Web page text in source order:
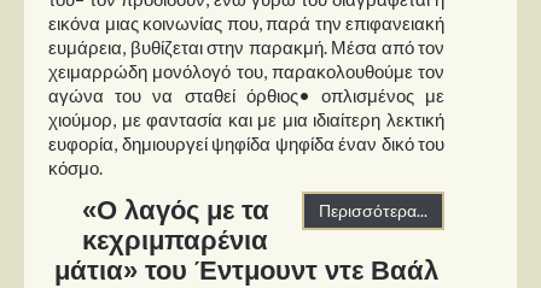
εικόνα μιας κοινωνίας που, παρά την επιφανειακή
ευμάρεια, βυθίζεται στην παρακμή. Μέσα από τον
χειμαρρώδη μονόλογό του, παρακολουθούμε τον
αγώνα του να σταθεί όρθιος• οπλισμένος με
χιούμορ, με φαντασία και με μια ιδιαίτερη λεκτική
ευφορία, δημιουργεί ψηφίδα ψηφίδα έναν δικό του
κόσμο.
Περισσότερα...
«Ο λαγός με τα
κεχριμπαρένια
μάτια» του Έντμουντ ντε Βαάλ